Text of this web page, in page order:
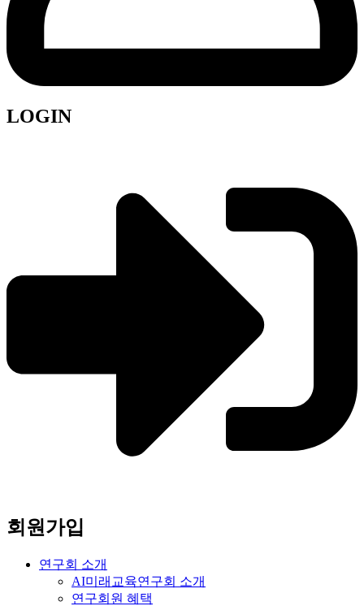
LOGIN
회원가입
연구회 소개
AI미래교육연구회 소개
연구회원 혜택